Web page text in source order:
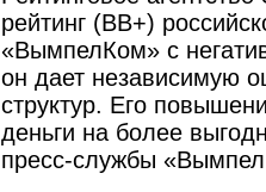
рейтинг (ВВ+)
«ВымпелКом» с
он дает независимую
структур. Его
деньги на более
пресс-службы